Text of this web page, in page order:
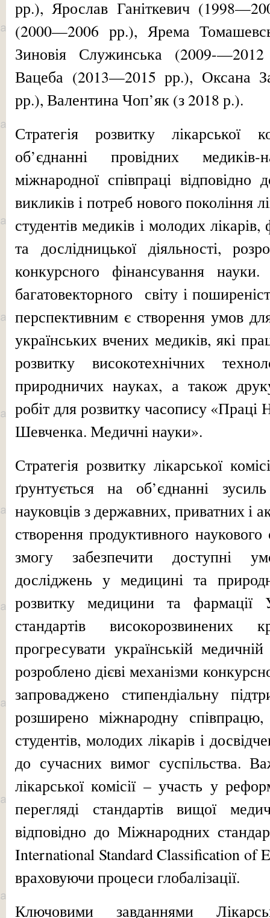
рр.), Ярослав Ганіткевич
(2000—2006 рр.), Ярема
Зиновія Служинська (2009-
Вацеба (2013—2015 рр.), Оксана
рр.), Валентина Чоп’як (з 2018 р.).
Стратегія розвитку лікарської
об’єднанні провідних медиків-
міжнародної співпраці відповідно
викликів і потреб нового покоління
студентів медиків і молодих
та дослідницької діяльності,
конкурсного фінансування
багатовекторного світу і
перспективним є створення умов
українських вчених медиків, які
розвитку високотехнічних
природничих науках, а також
робіт для розвитку часопису «Праці
Шевченка. Медичні науки».
Стратегія розвитку лікарської
ґрунтується на об’єднанні
науковців з державних, приватних і
створення продуктивного
змогу забезпечити доступні
досліджень у медицині та
розвитку медицини та фармації
стандартів
прогресувати українській
розроблено дієві механізми
запроваджено стипендіальну
розширено міжнародну
студентів, молодих лікарів і
до сучасних вимог суспільства.
лікарської комісії – участь у
перегляді стандартів вищої
відповідно до Міжнародних
International Standard Classification of
враховуючи процеси глобалізації.
Ключовими завданнями